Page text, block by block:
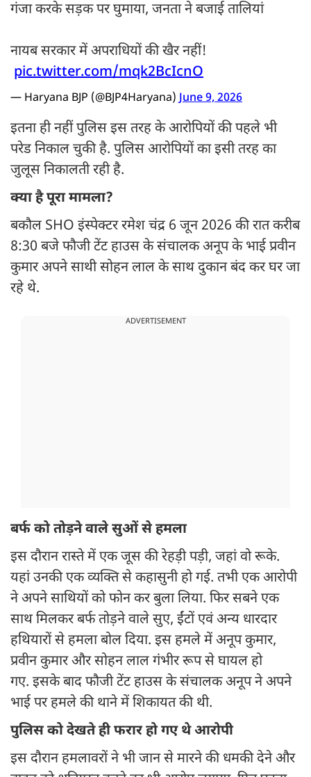
गंजा करके सड़क पर घुमाया, जनता ने बजाई तालियां
नायब सरकार में अपराधियों की खैर नहीं!
pic.twitter.com/mqk2BcIcnO
— Haryana BJP (@BJP4Haryana)June 9, 2026
इतना ही नहीं पुलिस इस तरह के आरोपियों की पहले भी
परेड निकाल चुकी है. पुलिस आरोपियों का इसी तरह का
जुलूस निकालती रही है.
क्या है पूरा मामला?
बकौल SHO इंस्पेक्टर रमेश चंद्र 6 जून 2026 की रात करीब
8:30 बजे फौजी टेंट हाउस के संचालक अनूप के भाई प्रवीन
कुमार अपने साथी सोहन लाल के साथ दुकान बंद कर घर जा
रहे थे.
ADVERTISEMENT
बर्फ को तोड़ने वाले सुओं से हमला
इस दौरान रास्ते में एक जूस की रेहड़ी पड़ी, जहां वो रूके.
यहां उनकी एक व्यक्ति से कहासुनी हो गई. तभी एक आरोपी
ने अपने साथियों को फोन कर बुला लिया. फिर सबने एक
साथ मिलकर बर्फ तोड़ने वाले सुए, ईंटों एवं अन्य धारदार
हथियारों से हमला बोल दिया. इस हमले में अनूप कुमार,
प्रवीन कुमार और सोहन लाल गंभीर रूप से घायल हो
गए. इसके बाद फौजी टेंट हाउस के संचालक अनूप ने अपने
भाई पर हमले की थाने में शिकायत की थी.
पुलिस को देखते ही फरार हो गए थे आरोपी
इस दौरान हमलावरों ने भी जान से मारने की धमकी देने और